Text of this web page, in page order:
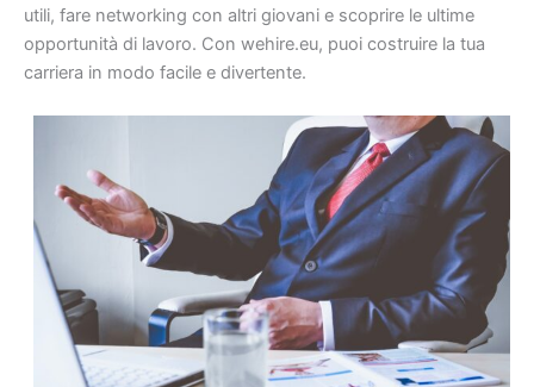
utili, fare networking con altri giovani e scoprire le ultime
opportunità di lavoro. Con wehire.eu, puoi costruire la tua
carriera in modo facile e divertente.